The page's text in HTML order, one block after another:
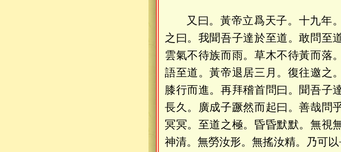
又曰。黃帝立爲天子。十九年
之曰。我聞吾子達於至道。敢問至
雲氣不待族而雨。草木不待黃而落
語至道。黃帝退居三月。復往邀之
膝行而進。再拜稽首問曰。聞吾子
長久。廣成子蹶然而起曰。善哉問
冥冥。至道之極。昏昏默默。無視
神清。無勞汝形。無搖汝精。乃可以